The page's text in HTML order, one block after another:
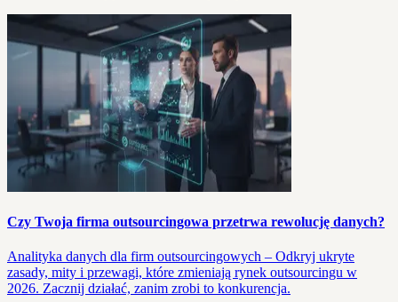
Czy Twoja firma outsourcingowa przetrwa rewolucję danych?
Analityka danych dla firm outsourcingowych – Odkryj ukryte
zasady, mity i przewagi, które zmieniają rynek outsourcingu w
2026. Zacznij działać, zanim zrobi to konkurencja.